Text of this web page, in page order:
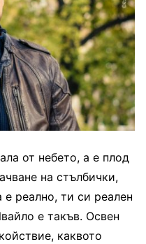
от небето, а е плод
на стълбички,
реално, ти си реален
е такъв. Освен
каквото